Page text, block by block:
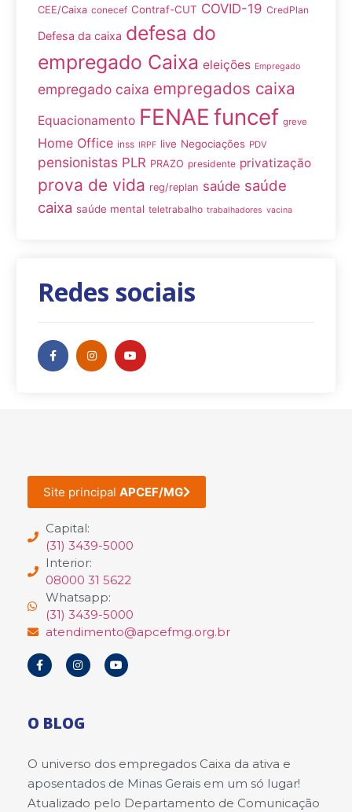
CEE/Caixa conecef Contraf-CUT COVID-19 CredPlan
Defesa da caixa defesa do
empregado Caixa eleições Empregado
empregado caixa empregados caixa
Equacionamento FENAE funcef greve
Home Office inss IRPF live Negociações PDV
pensionistas PLR PRAZO presidente privatização
prova de vida reg/replan saúde saúde
caixa saúde mental teletrabalho trabalhadores vacina
Redes sociais
Site principal APCEF/MG
Capital:
(31) 3439-5000
Interior:
08000 31 5622
Whatsapp:
(31) 3439-5000
atendimento@apcefmg.org.br
O BLOG
O universo dos empregados Caixa da ativa e
aposentados de Minas Gerais em um só lugar!
Atualizado pelo Departamento de Comunicação